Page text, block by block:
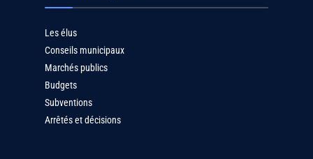
Les élus
Conseils municipaux
Marchés publics
Budgets
Subventions
Arrêtés et décisions